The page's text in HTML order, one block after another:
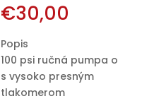
€30,00
Popis
100 psi ručná pumpa o
s vysoko presným
tlakomerom